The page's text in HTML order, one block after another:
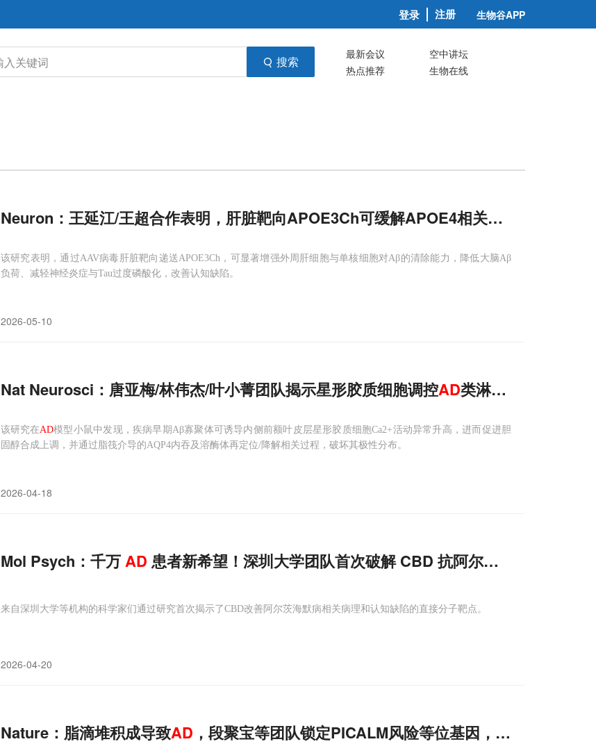
登录 注册 生物谷APP
搜索 最新会议
空中讲坛
热点推荐
生物在线
Neuron：王延江/王超合作表明，肝脏靶向APOE3Ch可缓解APOE4相关AD
该研究表明，通过AAV病毒肝脏靶向递送APOE3Ch，可显著增强外周肝细胞与单核细胞对Aβ的清除能力，降低大脑Aβ
负荷、减轻神经炎症与Tau过度磷酸化，改善认知缺陷。
2026-05-10
Nat Neurosci：唐亚梅/林伟杰/叶小菁团队揭示星形胶质细胞调控AD类淋巴功能的新机
该研究在AD模型小鼠中发现，疾病早期Aβ寡聚体可诱导内侧前额叶皮层星形胶质细胞Ca2+活动异常升高，进而促进胆
固醇合成上调，并通过脂筏介导的AQP4内吞及溶酶体再定位/降解相关过程，破坏其极性分布。
2026-04-18
Mol Psych：千万AD 患者新希望！深圳大学团队首次破解 CBD 抗阿尔茨海默病的核心
来自深圳大学等机构的科学家们通过研究首次揭示了CBD改善阿尔茨海默病相关病理和认知缺陷的直接分子靶点。
2026-04-20
Nature：脂滴堆积成导致AD ，段聚宝等团队锁定PICALM风险等位基因，开辟治疗新路